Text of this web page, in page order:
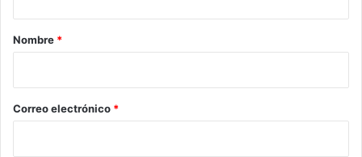
r
*
Nombre *
Correo electrónico *